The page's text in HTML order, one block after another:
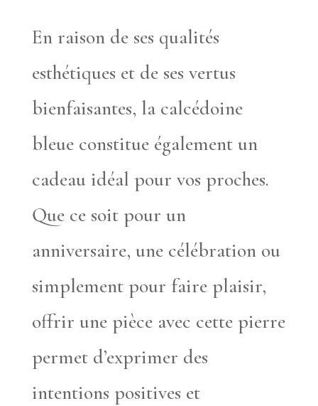
En raison de ses qualités
esthétiques et de ses vertus
bienfaisantes, la calcédoine
bleue constitue également un
cadeau idéal pour vos proches.
Que ce soit pour un
anniversaire, une célébration ou
simplement pour faire plaisir,
offrir une pièce avec cette pierre
permet d’exprimer des
intentions positives et